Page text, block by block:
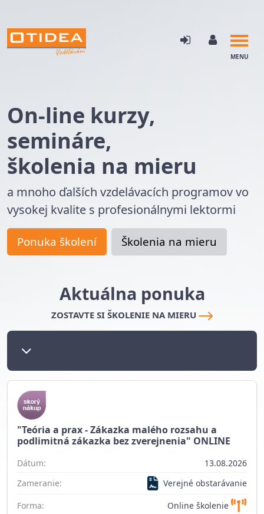
MENU
On-line kurzy,
semináre,
školenia na mieru
a mnoho ďalších vzdelávacích programov vo
vysokej kvalite s profesionálnymi lektormi
Ponuka školení Školenia na mieru
Aktuálna ponuka
ZOSTAVTE SI ŠKOLENIE NA MIERU
"Teória a prax - Zákazka malého rozsahu a
podlimitná zákazka bez zverejnenia" ONLINE
Dátum:
13.08.2026
Zameranie:
Verejné obstarávanie
Forma:
Online školenie